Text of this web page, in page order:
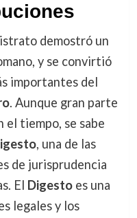
demostró un
y se convirtió
importantes del
. Aunque gran parte
el tiempo, se sabe
, una de las
de jurisprudencia
El Digestoes una
legales y los